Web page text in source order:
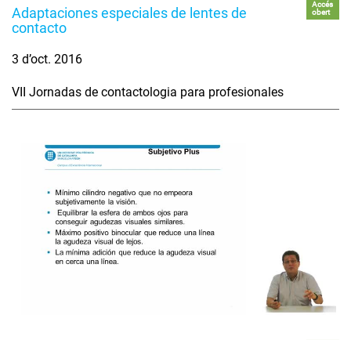
Adaptaciones especiales de lentes de
contacto
Accés
obert
3 d’oct. 2016
VII Jornadas de contactologia para profesionales